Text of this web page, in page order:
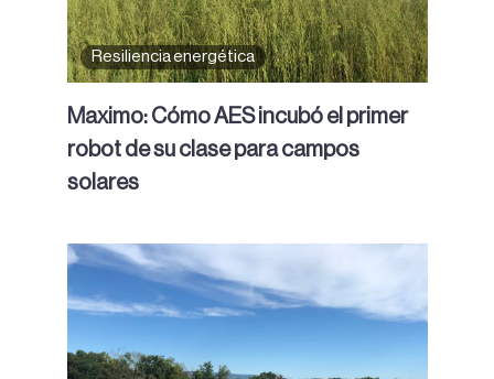
Resiliencia energética
Maximo: Cómo AES incubó el primer
robot de su clase para campos
solares